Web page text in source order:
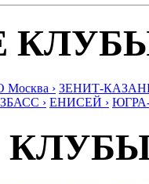
› ЗЕНИТ-
› ЕНИСЕЙ ›